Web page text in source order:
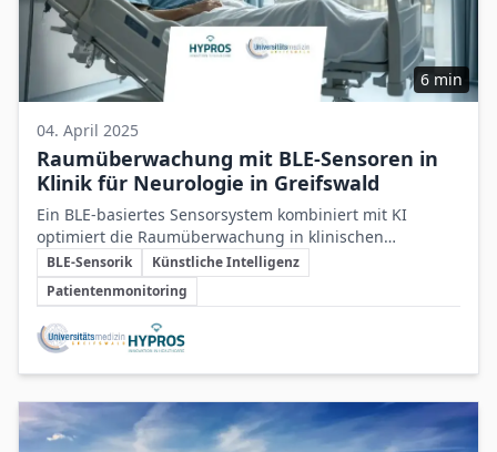
6 min
04. April 2025
Raumüberwachung mit BLE-Sensoren in
Klinik für Neurologie in Greifswald
Ein BLE-basiertes Sensorsystem kombiniert mit KI
optimiert die Raumüberwachung in klinischen
Patientenzimmern, erhöht die Patientensicherheit und
entlastet das Pflegepersonal effektiv.
Schlüsselthemen
BLE-Sensorik
Künstliche Intelligenz
Patientenmonitoring
Beteiligte Unternehmen